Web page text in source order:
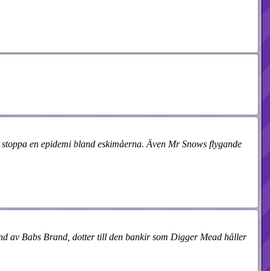
en epidemi bland eskimåerna. Även Mr Snows flygande
av Babs Brand, dotter till den bankir som Digger Mead håller